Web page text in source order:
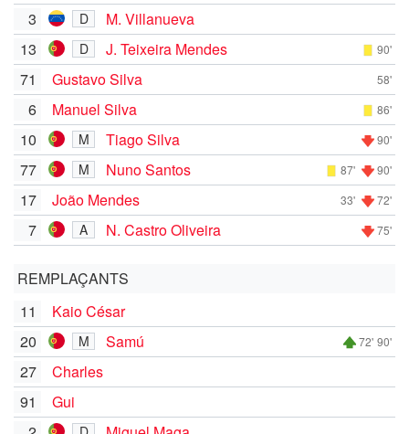
3
D
M. Villanueva
13
D J. Teixeira Mendes 90'
71 Gustavo Silva 58'
6 Manuel Silva 86'
10 M Tiago Silva 90'
77 M Nuno Santos 87' 90'
17 João Mendes 33' 72'
7 A N. Castro Oliveira 75'
REMPLAÇANTS
11
Kaio César
20
M Samú 72' 90'
27
Charles
91
Gui